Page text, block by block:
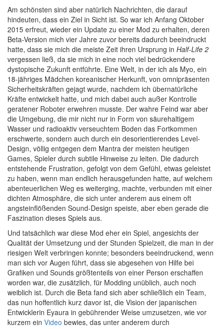
Am schönsten sind aber natürlich Nachrichten, die darauf
hindeuten, dass ein Ziel in Sicht ist. So war ich Anfang Oktober
2015 erfreut, wieder ein Update zu einer Mod zu erhalten, deren
Beta-Version mich vier Jahre zuvor bereits dadurch beeindruckt
hatte, dass sie mich die meiste Zeit ihren Ursprung in Half-Life 2
vergessen ließ, da sie mich in eine noch viel bedrückendere
dystopische Zukunft entführte. Eine Welt, in der ich als Myo, ein
18-jähriges Mädchen koreanischer Herkunft, von omnipräsenten
Sicherheitskräften gejagt wurde, nachdem ich übernatürliche
Kräfte entwickelt hatte, und mich dabei auch außer Kontrolle
geratener Roboter erwehren musste. Der wahre Feind war aber
die Umgebung, die mir nicht nur in Form von säurehaltigem
Wasser und radioaktiv verseuchtem Boden das Fortkommen
erschwerte, sondern auch durch ein desorientierendes Level-
Design, völlig entgegen dem Mantra der meisten heutigen
Games, Spieler durch subtile Hinweise zu leiten. Die dadurch
entstehende Frustration, gefolgt von dem Gefühl, etwas geleistet
zu haben, wenn man endlich herausgefunden hatte, auf welchem
abenteuerlichen Weg es weiterging, machte, verbunden mit einer
dichten Atmosphäre, die sich unter anderem aus einem oft
angsteinflößenden Sound-Design speiste, aber eben gerade die
Faszination dieses Spiels aus.
Und tatsächlich war diese Mod eher ein Spiel, angesichts der
Qualität der Umsetzung und der Stunden Spielzeit, die man in der
riesigen Welt verbringen konnte; besonders beeindruckend, wenn
man sich vor Augen führt, dass sie abgesehen von Hilfe bei
Grafiken und Sounds größtenteils von einer Person erschaffen
worden war, die zusätzlich, für Modding unüblich, auch noch
weiblich ist. Durch die Beta fand sich aber schließlich ein Team,
das nun hoffentlich kurz davor ist, die Vision der japanischen
Entwicklerin Eyaura in gebührender Weise umzusetzen, wie vor
kurzem ein Video bewies, das unter anderem durch